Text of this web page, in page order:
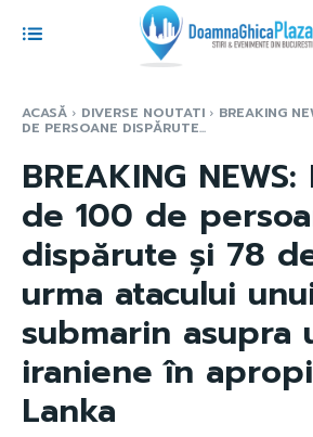
ACASĂ DIVERSE NOUTATI BREAKING
DE PERSOANE DISPĂRUTE...
BREAKING
de 100 de
dispărute și 78
urma atacului
submarin asupra
iraniene în
Lanka